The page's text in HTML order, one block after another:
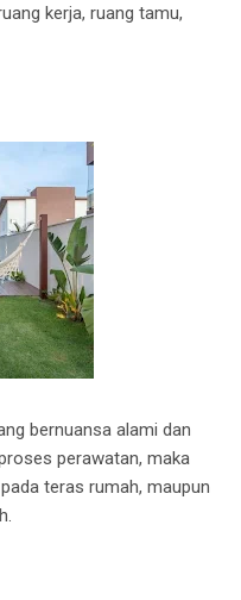
kerja, ruang tamu,
bernuansa alami dan
perawatan, maka
teras rumah, maupun